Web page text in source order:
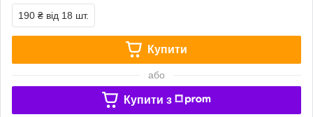
190 ₴ від 18 шт.
Купити
або
Купити з